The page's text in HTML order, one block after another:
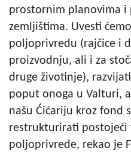
prostornim planovima i
zemljištima. Uvesti
poljoprivredu (rajčice i
proizvodnju, ali i za
druge životinje),
poput onoga u Valturi,
našu Ćićariju kroz fond
restrukturirati postojeći
poljoprivrede, rekao je